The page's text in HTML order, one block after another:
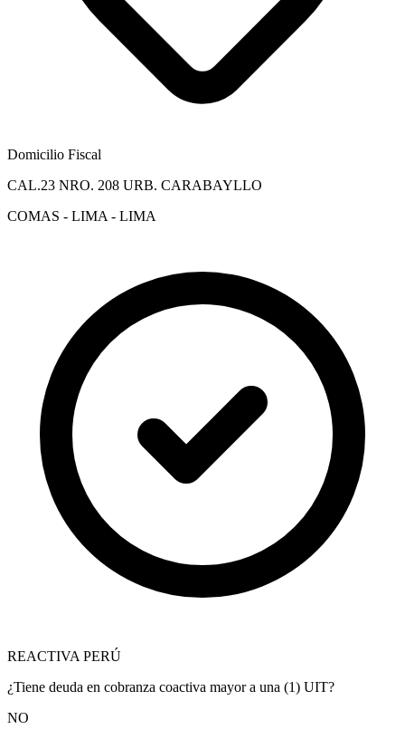
Domicilio Fiscal
CAL.23 NRO. 208 URB. CARABAYLLO
COMAS - LIMA - LIMA
REACTIVA PERÚ
¿Tiene deuda en cobranza coactiva mayor a una (1) UIT?
NO